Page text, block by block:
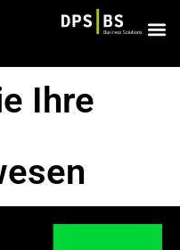
Ihre